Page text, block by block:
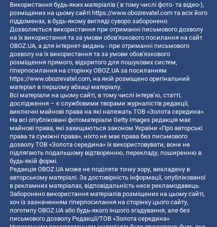
Використання будь-яких матеріалів ( в тому числі фото- та відео-),
розміщених на цьому сайті https://www.obozrevatel.com та всіх його
піддоменах, в будь-якому вигляді суворо заборонено.
Дозволяється використання при отриманні письмового дозволу
на їх використання та за умови обов'язкового посилання на сайт
OBOZ.UA, а для інтернет-видань - при отриманні письмового
дозволу на їх використання та за умови обов'язкового
розміщення прямого, відкритого для пошукових систем,
гіперпосилання на сторінку OBOZ.UA за посиланням
https://www.obozrevatel.com, на якій розміщено оригінальний
матеріал в першому абзаці матеріалу.
Всі матеріали на цьому сайті, в тому числі інтерв’ю, статті,
дослідження – є службовими творами журналістів редакції,
виключні майнові права на які належать ТОВ «Золота середина».
На всі опубліковані фотоматеріали Getty Images редакція має
майнові права, які захищаються законом України «Про авторські
права та суміжні права», ніхто не має права без письмового
дозволу ТОВ «Золота середина» їх використовувати, вони не
підлягають подальшому відтворенню, перекладу, поширенню в
будь-якій формі.
Редакція OBOZ.UA може не поділяти точку зору, викладену в
авторському матеріалі. За достовірність інформації, опублікованої
в рекламних матеріалах, відповідальність несе рекламодавець.
Заборонено використання матеріалів розміщених на цьому сайті,
хоч із зазначенням гіперпосилання на сторінку цього сайту,
логотипу OBOZ.UA або будь-якого іншого згадування, але без
письмового дозволу Редакції/ТОВ «Золота середина»